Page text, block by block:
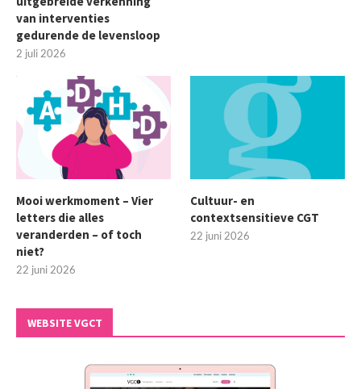
van interventies
gedurende de levensloop
2 juli 2026
Mooi werkmoment – Vier
letters die alles
veranderden – of toch
niet?
22 juni 2026
Cultuur- en
contextsensitieve CGT
22 juni 2026
WEBSITE VGCT